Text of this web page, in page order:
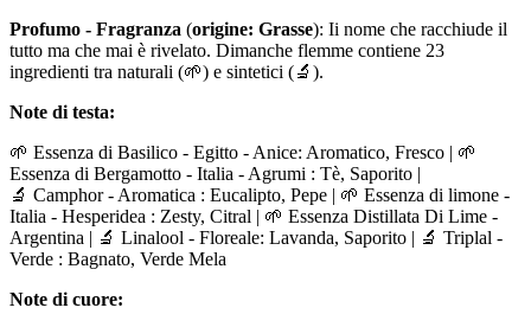
Profumo - Fragranza (origine: Grasse): Ii nome che racchiude il
tutto ma che mai è rivelato. Dimanche flemme contiene 23
ingredienti tra naturali (🌱) e sintetici (🔬).
Note di testa:
🌱 Essenza di Basilico - Egitto - Anice: Aromatico, Fresco | 🌱
Essenza di Bergamotto - Italia - Agrumi : Tè, Saporito |
🔬 Camphor - Aromatica : Eucalipto, Pepe | 🌱 Essenza di limone -
Italia - Hesperidea : Zesty, Citral | 🌱 Essenza Distillata Di Lime -
Argentina | 🔬 Linalool - Floreale: Lavanda, Saporito | 🔬 Triplal -
Verde : Bagnato, Verde Mela
Note di cuore: